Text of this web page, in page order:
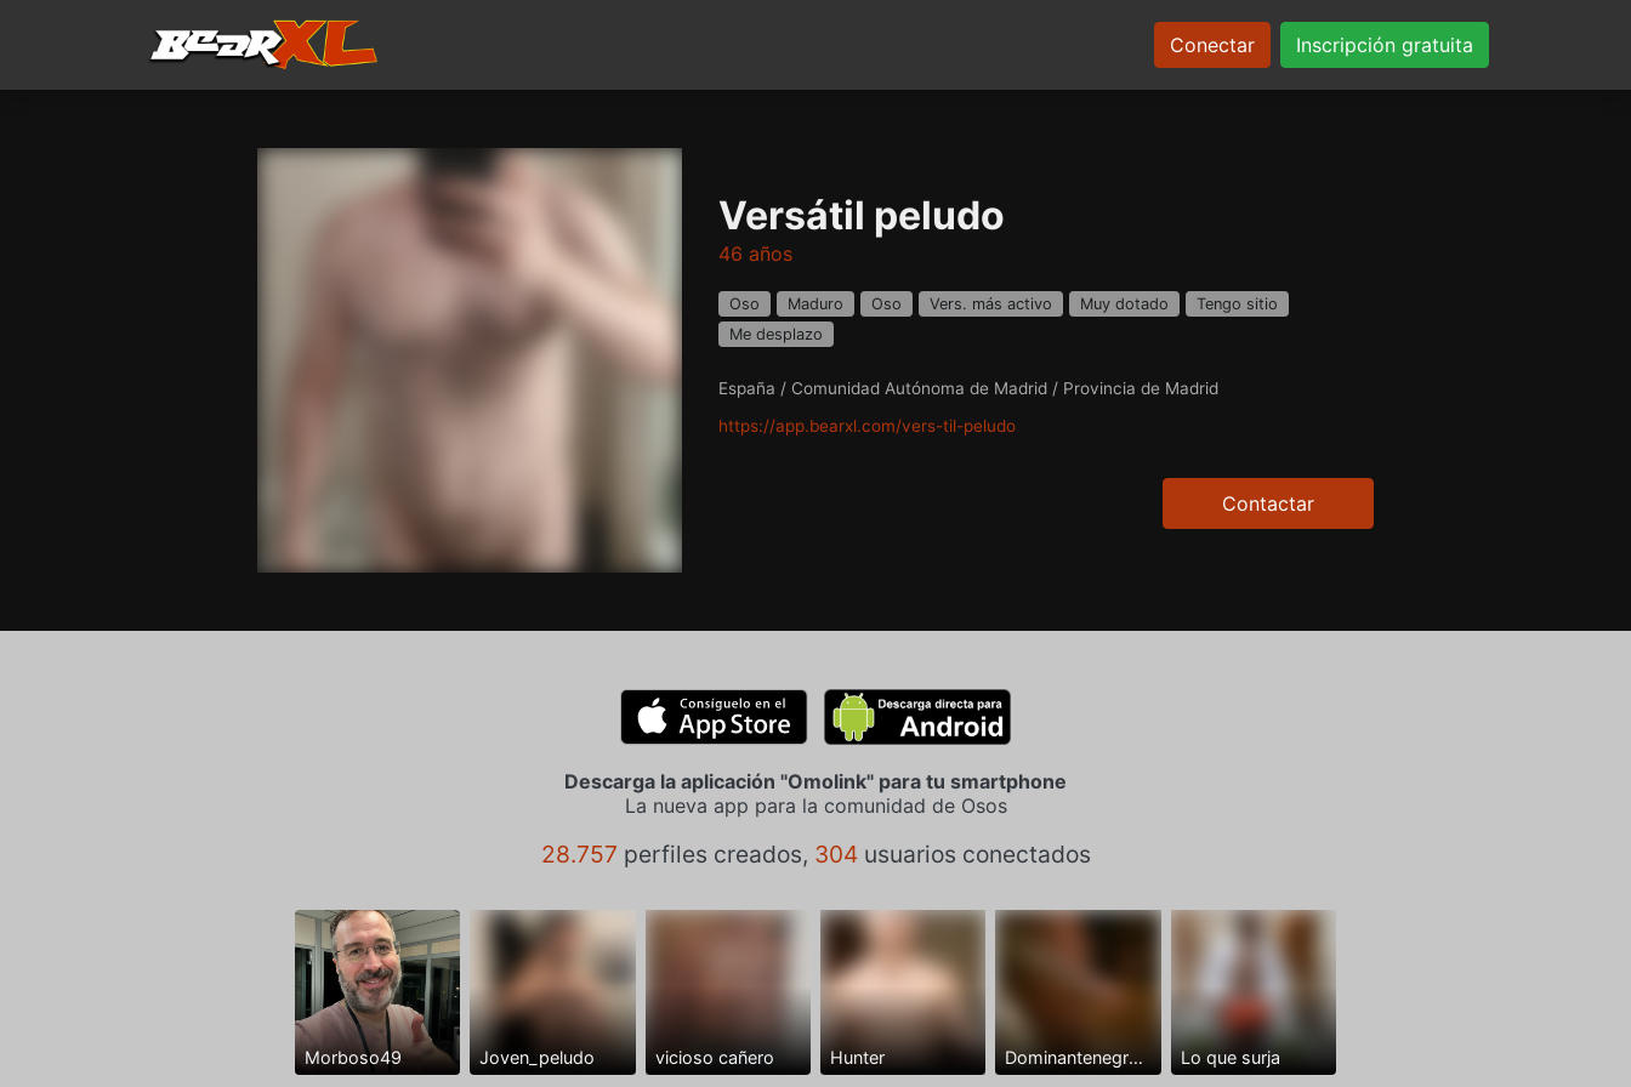
Conectar Inscripción gratuita
Versátil peludo
46 años
Oso Maduro Oso Vers. más activo Muy dotado
Tengo sitio
Me desplazo
España / Comunidad Autónoma de Madrid / Provincia de Madrid
https://app.bearxl.com/vers-til-peludo
Contactar
Descarga la aplicación "Omolink" para tu smartphone
La nueva app para la comunidad de Osos
28.757 perfiles creados, 304usuarios conectados
Morboso49 Joven_peludo vicioso cañero Hunter Dominantenegro ya Lo que surja